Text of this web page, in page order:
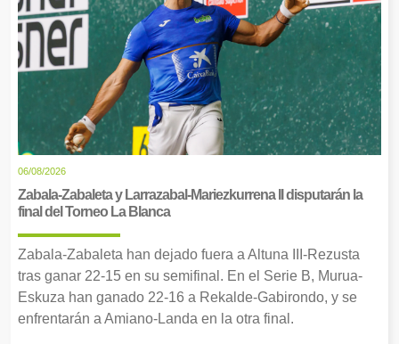
06/08/2026
Zabala-Zabaleta y Larrazabal-Mariezkurrena II disputarán la
final del Torneo La Blanca
Zabala-Zabaleta han dejado fuera a Altuna III-Rezusta
tras ganar 22-15 en su semifinal. En el Serie B, Murua-
Eskuza han ganado 22-16 a Rekalde-Gabirondo, y se
enfrentarán a Amiano-Landa en la otra final.